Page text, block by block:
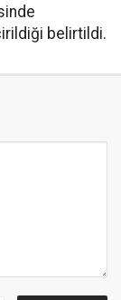
belirtildi.